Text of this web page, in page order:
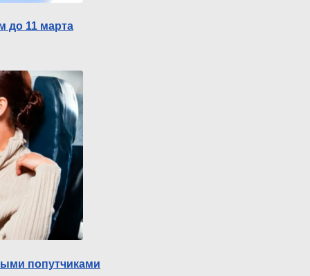
до 11 марта
попутчиками